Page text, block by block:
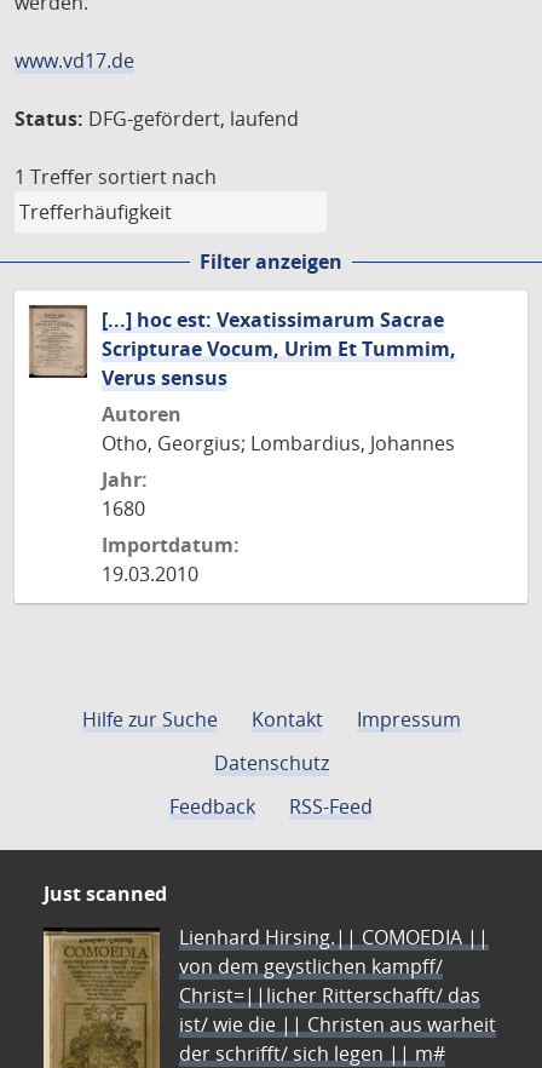
www.vd17.de
Status: DFG-gefördert, laufend
1 Treffer sortiert nach
Filter anzeigen
[...] hoc est: Vexatissimarum Sacrae
Scripturae Vocum, Urim Et Tummim,
Verus sensus
Autoren
Otho, Georgius; Lombardius, Johannes
Jahr:
1680
Importdatum:
19.03.2010
Hilfe zur Suche Kontakt
Impressum
Datenschutz
Feedback
RSS-Feed
Just scanned
Lienhard Hirsing.|| COMOEDIA ||
von dem geystlichen kampff/
Christ=||licher Ritterschafft/ das
ist/ wie die || Christen aus warheit
der schrifft/ sich legen || m#